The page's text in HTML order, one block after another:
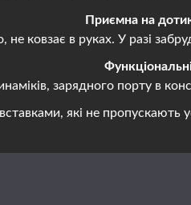
Приємна на
ковзає в руках. У разі
зарядного порту в
які не пропускають